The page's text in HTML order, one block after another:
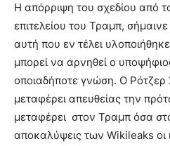
Η απόρριψη του σχεδίου από
επιτελείου του Τραμπ,
αυτή που εν τέλει
μπορεί να αρνηθεί ο
οποιαδήποτε γνώση. Ο
μεταφέρει απευθείας την
μεταφέρει στον Τραμπ όσα
αποκαλύψεις των Wikileaks οι